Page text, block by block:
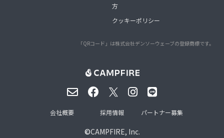
方
クッキーポリシー
「QRコード」は株式会社デンソーウェーブの登録商標です。
©CAMPFIRE, Inc.
会社概要 採用情報 パートナー募集